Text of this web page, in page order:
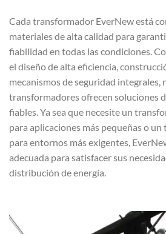
Cada transformador EverNew está
materiales de alta calidad para
fiabilidad en todas las condiciones.
el diseño de alta eficiencia,
mecanismos de seguridad integrales,
transformadores ofrecen soluciones
fiables. Ya sea que necesite un
para aplicaciones más pequeñas o
para entornos más exigentes,
adecuada para satisfacer sus
distribución de energía.